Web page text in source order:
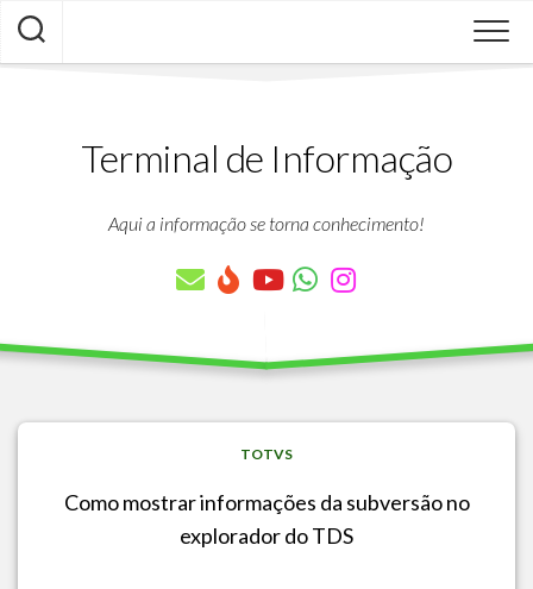
Skip
content
Terminal de Informação
Aqui a informação se torna conhecimento!
TOTVS
Como mostrar informações da subversão no
explorador do TDS